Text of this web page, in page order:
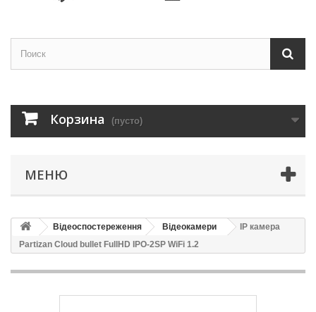
Корзина (пусто)
МЕНЮ
Відеоспостереження Відеокамери
IP камера
Partizan Cloud bullet FullHD IPO-2SP WiFi 1.2